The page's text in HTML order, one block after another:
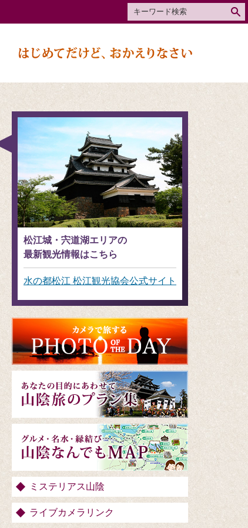
松江城・宍道湖エリアの
最新観光情報はこちら
水の都松江 松江観光協会公式サイト
ミステリアス山陰
ライブカメラリンク